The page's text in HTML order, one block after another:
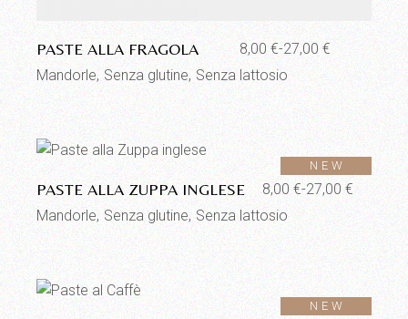
PASTE ALLA FRAGOLA 8,00€-27,00€
Fascia
di
prezzo:
da
8,00 €
a
27,00 €
Mandorle Senza glutine Senza lattosio
NEW
Aggiungi alla lista dei desideri
PASTE ALLA ZUPPA INGLESE 8,00€-27,00€
Fascia
di
prezzo:
da
8,00 €
a
27,00 €
Mandorle Senza glutine Senza lattosio
NEW
Aggiungi alla lista dei desideri